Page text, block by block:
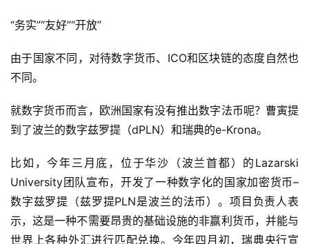
“务实”“友好”“开放”
由于国家不同，对待数字货币、ICO和区块链的态度自然也
不同。
就数字货币而言，欧洲国家有没有推出数字法币呢？曹寅提
到了波兰的数字兹罗提（dPLN）和瑞典的e-Krona。
比如，今年三月底，位于华沙（波兰首都）的Lazarski
University团队宣布，开发了一种数字化的国家加密货币–
数字兹罗提（兹罗提PLN是波兰的法币）。项目负责人表
示，这是一种不需要昂贵的基础设施的非赢利货币，并能与
世界上各种外汇进行匹配兑换。今年四月初，瑞典央行宣